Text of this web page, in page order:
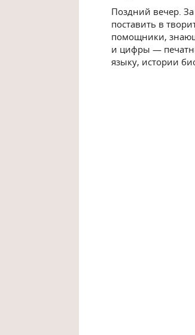
Поздний вечер.
поставить в
помощники,
и цифры —
языку, истории